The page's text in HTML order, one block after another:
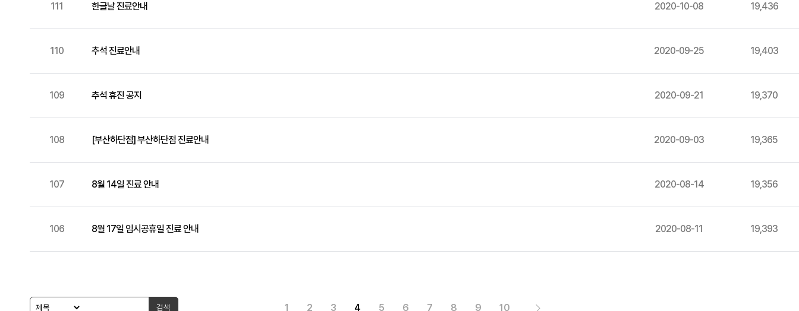
111 한글날 진료안내 2020-10-08 19,436
110 추석 진료안내 2020-09-25 19,403
109 추석 휴진 공지 2020-09-21 19,370
108 [부산하단점] 부산하단점 진료안내 2020-09-03 19,365
107 8월 14일 진료 안내 2020-08-14 19,356
106 8월 17일 임시공휴일 진료 안내 2020-08-11 19,393
검색 1 2 3 4 5 6 7 8 9 10